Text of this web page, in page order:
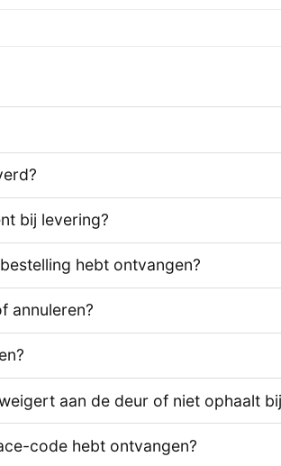
bij levering?
hebt ontvangen?
annuleren?
aan de deur of niet ophaalt
code hebt ontvangen?